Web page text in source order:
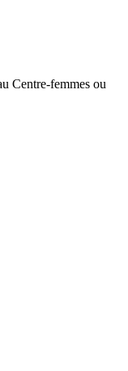
Centre-femmes ou